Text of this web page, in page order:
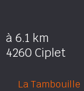
à 6.1 km
4260 Ciplet
La Tambouille